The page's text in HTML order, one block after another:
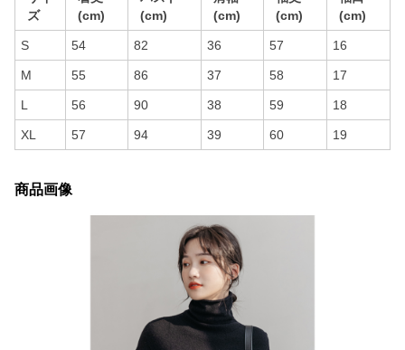
ズ
(cm)
(cm)
(cm)
(cm)
(cm)
S 54 82 36 57 16
M 55 86 37 58 17
L 56 90 38 59 18
XL 57 94 39 60 19
商品画像